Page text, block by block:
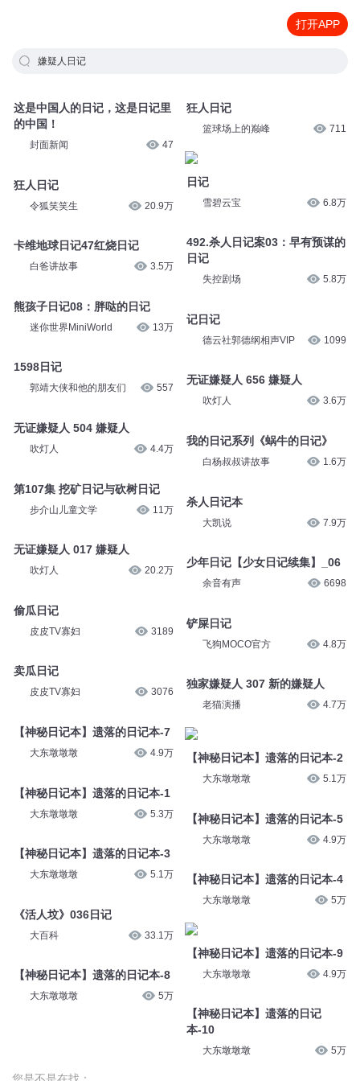
打开APP
嫌疑人日记
这是中国人的日记，这是日记里
的中国！
封面新闻 47
狂人日记
令狐笑笑生 20.9万
卡维地球日记47红烧日记
白爸讲故事 3.5万
熊孩子日记08：胖哒的日记
迷你世界MiniWorld 13万
1598日记
郭靖大侠和他的朋友们 557
无证嫌疑人 504 嫌疑人
吹灯人 4.4万
第107集 挖矿日记与砍树日记
步介山儿童文学 11万
无证嫌疑人 017 嫌疑人
吹灯人 20.2万
偷瓜日记
皮皮TV寡妇 3189
卖瓜日记
皮皮TV寡妇 3076
【神秘日记本】遗落的日记本-7
大东墩墩墩 4.9万
【神秘日记本】遗落的日记本-1
大东墩墩墩 5.3万
【神秘日记本】遗落的日记本-3
大东墩墩墩 5.1万
《活人坟》036日记
大百科 33.1万
【神秘日记本】遗落的日记本-8
大东墩墩墩 5万
狂人日记
篮球场上的巅峰 711
日记
雪碧云宝
日记
失控剧场
德云社郭德纲相声VIP
吹灯人
白杨叔叔讲故事 1.6万
大凯说
余音有声 6698
飞狗MOCO官方
老猫演播 4.7万
【神秘日记本】遗落的日记本-2
大东墩墩墩 5.1万
大东墩墩墩 4.9万
大东墩墩墩 5万
【神秘日记本】遗落的日记
大东墩墩墩
相公不嫌多